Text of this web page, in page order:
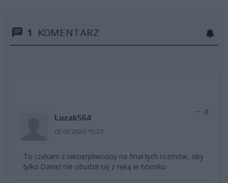
1 KOMENTARZ
Luzak564
05.05.2020 15:27
0
To czekam z niecierpliwością na finał tych rozmów, oby
tylko Daniel nie obudził się z ręką w nocniku